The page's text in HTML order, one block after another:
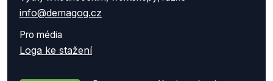
info@demagog.cz
Pro média
Loga ke stažení